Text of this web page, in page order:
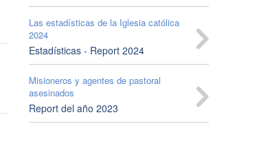
Las estadísticas de la Iglesia católica
2024
Estadísticas - Report 2024
Misioneros y agentes de pastoral
asesinados
Report del año 2023